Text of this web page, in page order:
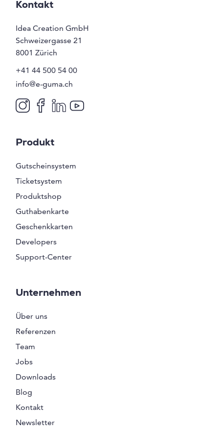
Kontakt
Idea Creation GmbH
Schweizergasse 21
8001 Zürich
+41 44 500 54 00
info@e-guma.ch
Produkt
Gutscheinsystem
Ticketsystem
Produktshop
Guthabenkarte
Geschenkkarten
Developers
Support-Center
Unternehmen
Über uns
Referenzen
Team
Jobs
Downloads
Blog
Kontakt
Newsletter